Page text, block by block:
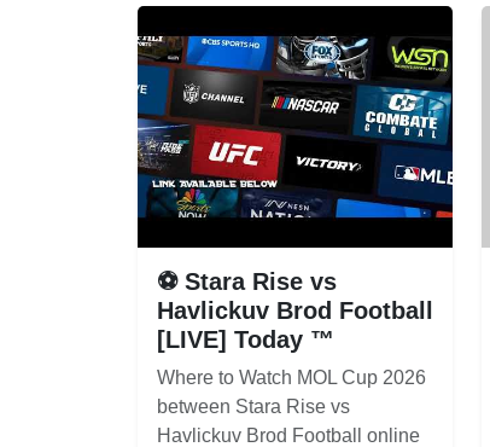
⚽ Stara Rise vs
Havlickuv Brod Football
[LIVE] Today ™
Where to Watch MOL Cup 2026
between Stara Rise vs
Havlickuv Brod Football online